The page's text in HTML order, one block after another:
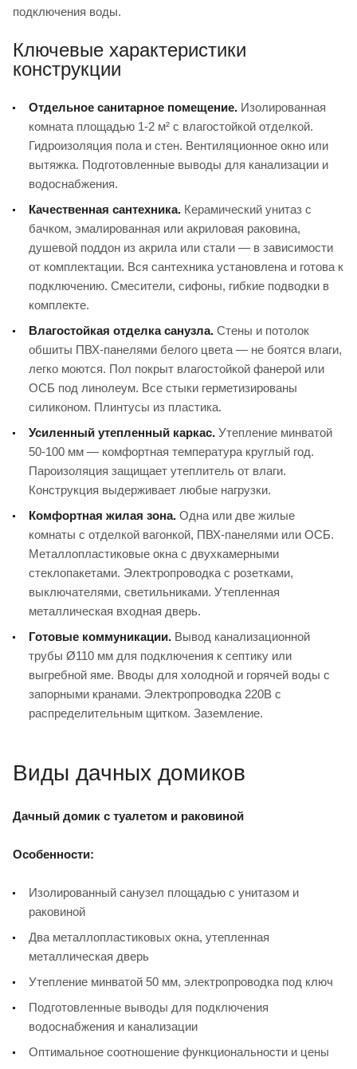
подключения воды.
Ключевые характеристики
конструкции
Отдельное санитарное помещение. Изолированная
комната площадью 1-2 м² с влагостойкой отделкой.
Гидроизоляция пола и стен. Вентиляционное окно или
вытяжка. Подготовленные выводы для канализации и
водоснабжения.
Качественная сантехника. Керамический унитаз с
бачком, эмалированная или акриловая раковина,
душевой поддон из акрила или стали — в зависимости
от комплектации. Вся сантехника установлена и готова к
подключению. Смесители, сифоны, гибкие подводки в
комплекте.
Влагостойкая отделка санузла. Стены и потолок
обшиты ПВХ-панелями белого цвета — не боятся влаги,
легко моются. Пол покрыт влагостойкой фанерой или
ОСБ под линолеум. Все стыки герметизированы
силиконом. Плинтусы из пластика.
Усиленный утепленный каркас. Утепление минватой
50-100 мм — комфортная температура круглый год.
Пароизоляция защищает утеплитель от влаги.
Конструкция выдерживает любые нагрузки.
Комфортная жилая зона. Одна или две жилые
комнаты с отделкой вагонкой, ПВХ-панелями или ОСБ.
Металлопластиковые окна с двухкамерными
стеклопакетами. Электропроводка с розетками,
выключателями, светильниками. Утепленная
металлическая входная дверь.
Готовые коммуникации. Вывод канализационной
трубы Ø110 мм для подключения к септику или
выгребной яме. Вводы для холодной и горячей воды с
запорными кранами. Электропроводка 220В с
распределительным щитком. Заземление.
Виды дачных домиков
Дачный домик с туалетом и раковиной
Особенности:
Изолированный санузел площадью с унитазом и
раковиной
Два металлопластиковых окна, утепленная
металлическая дверь
Утепление минватой 50 мм, электропроводка под ключ
Подготовленные выводы для подключения
водоснабжения и канализации
Оптимальное соотношение функциональности и цены